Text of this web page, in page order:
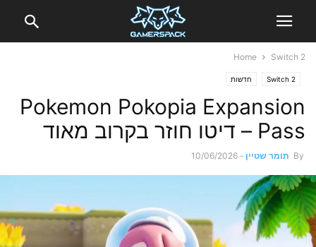
Home Switch 2
Switch 2 חדשות
Pokemon Pokopia Expansion
Pass – דיטו חוזר בקרוב מאוד
By תומר שטיין -
10/06/2026